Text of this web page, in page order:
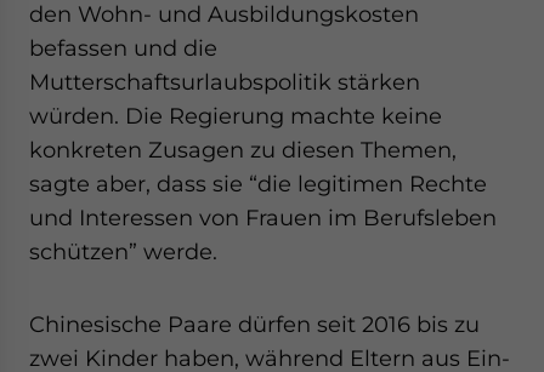
den Wohn- und Ausbildungskosten
befassen und die
Mutterschaftsurlaubspolitik stärken
würden. Die Regierung machte keine
konkreten Zusagen zu diesen Themen,
sagte aber, dass sie “die legitimen Rechte
und Interessen von Frauen im Berufsleben
schützen” werde.
Chinesische Paare dürfen seit 2016 bis zu
zwei Kinder haben, während Eltern aus Ein-